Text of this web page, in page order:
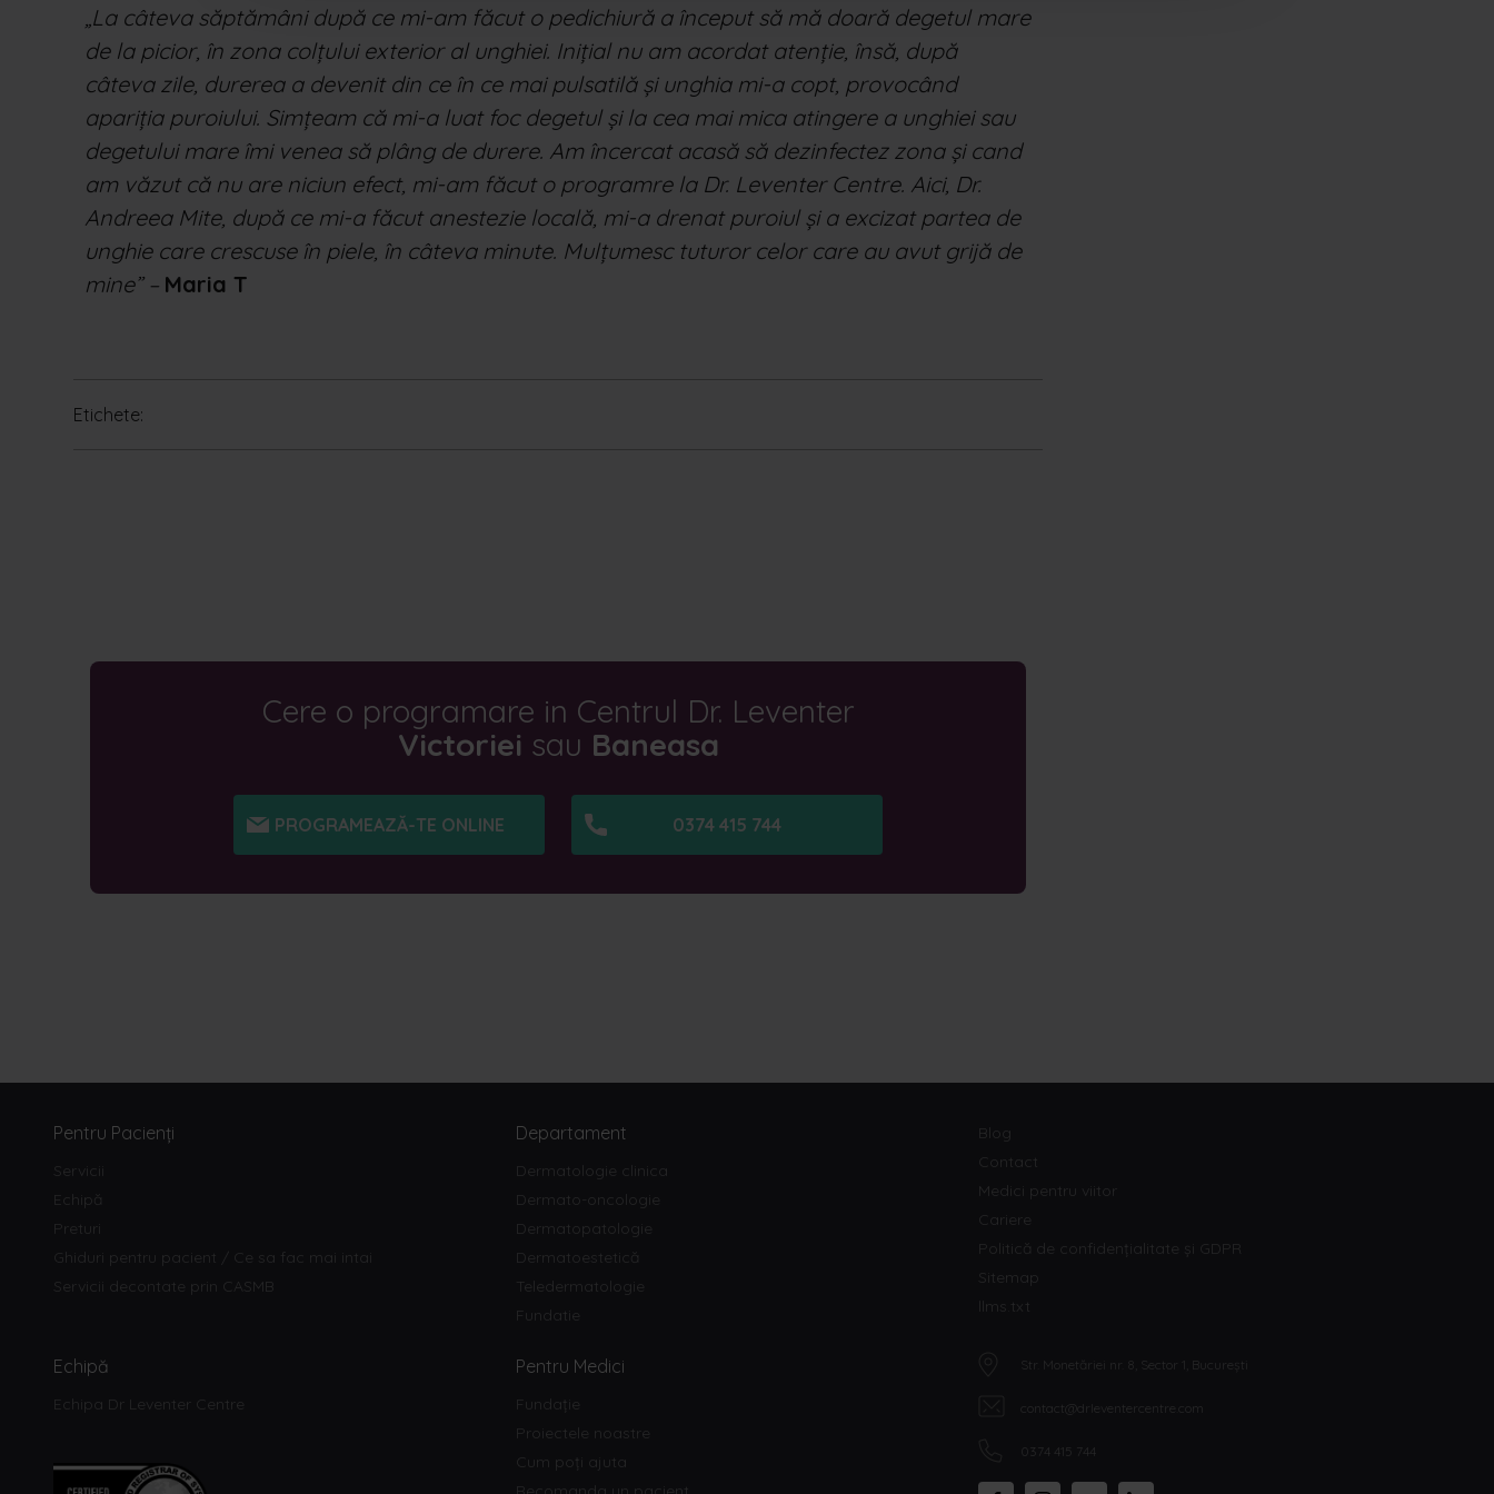
„La câteva săptămâni după ce mi-am făcut o pedichiură a început să mă doară degetul mare
de la picior, în zona colțului exterior al unghiei. Inițial nu am acordat atenție, însă, după
câteva zile, durerea a devenit din ce în ce mai pulsatilă și unghia mi-a copt, provocând
apariția puroiului. Simțeam că mi-a luat foc degetul și la cea mai mica atingere a unghiei sau
degetului mare îmi venea să plâng de durere. Am încercat acasă să dezinfectez zona și cand
am văzut că nu are niciun efect, mi-am făcut o programre la Dr. Leventer Centre. Aici, Dr.
Andreea Mite, după ce mi-a făcut anestezie locală, mi-a drenat puroiul și a excizat partea de
unghie care crescuse în piele, în câteva minute. Mulțumesc tuturor celor care au avut grijă de
mine” – Maria T
Etichete:
Cere o programare in Centrul Dr. Leventer
Victoriei sau Baneasa
PROGRAMEAZĂ-TE ONLINE 0374 415 744
Pentru Pacienți
Servicii
Echipă
Preturi
Ghiduri pentru pacient / Ce sa fac mai intai
Servicii decontate prin CASMB
Departament
Dermatologie clinica
Dermato-oncologie
Dermatopatologie
Dermatoestetică
Teledermatologie
Fundatie
Blog
Contact
Medici pentru viitor
Cariere
Politică de confidențialitate și GDPR
Sitemap
llms.txt
Echipă
Echipa Dr Leventer Centre
Pentru Medici
Fundație
Proiectele noastre
Cum poți ajuta
Str. Monetăriei nr. 8, Sector 1, București
contact@drleventercentre.com
0374 415 744